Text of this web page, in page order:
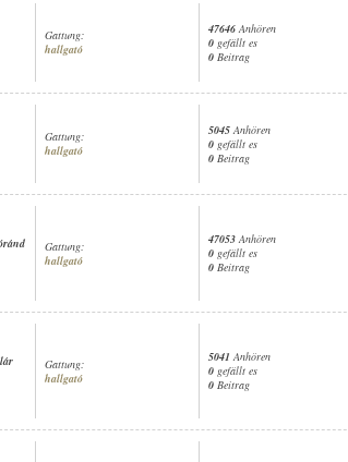
Gattung:
hallgató
47646 Anhören
0 gefällt es
0 Beitrag
Gattung:
hallgató
5045 Anhören
0 gefällt es
0 Beitrag
Gattung:
hallgató
47053Anhören
0 gefällt es
0 Beitrag
Gattung:
hallgató
5041 Anhören
0 gefällt es
0 Beitrag